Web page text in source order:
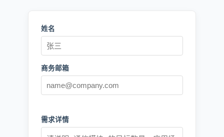
姓名
商务邮箱
需求详情